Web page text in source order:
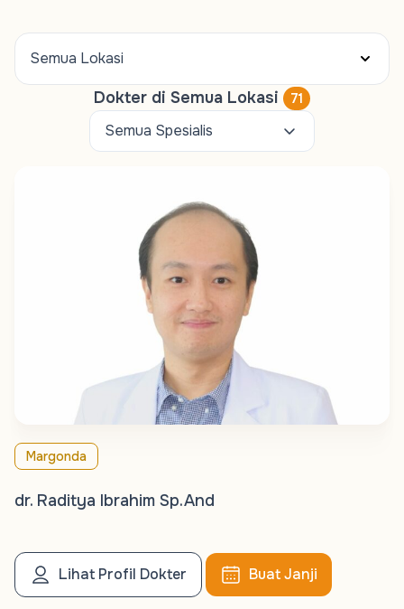
Semua Lokasi
Dokter di Semua Lokasi 71
Margonda
dr. Raditya Ibrahim Sp.And
Lihat Profil Dokter Buat Janji